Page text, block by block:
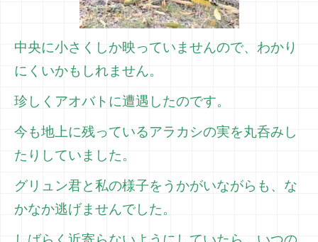
中央に小さくしか映っていませんので、わかり
にくいかもしれません。
珍しくアオバトに遭遇したのです。
今も地上に残っているアラカシの実を丸呑みし
たりしていました。
グリュン君と私の様子をうかがいながらも、な
かなか逃げませんでした。